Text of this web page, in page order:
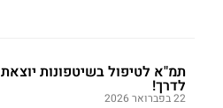
תמ"א לטיפול בשיטפונות יוצאת
לדרך!
22 בפברואר 2026